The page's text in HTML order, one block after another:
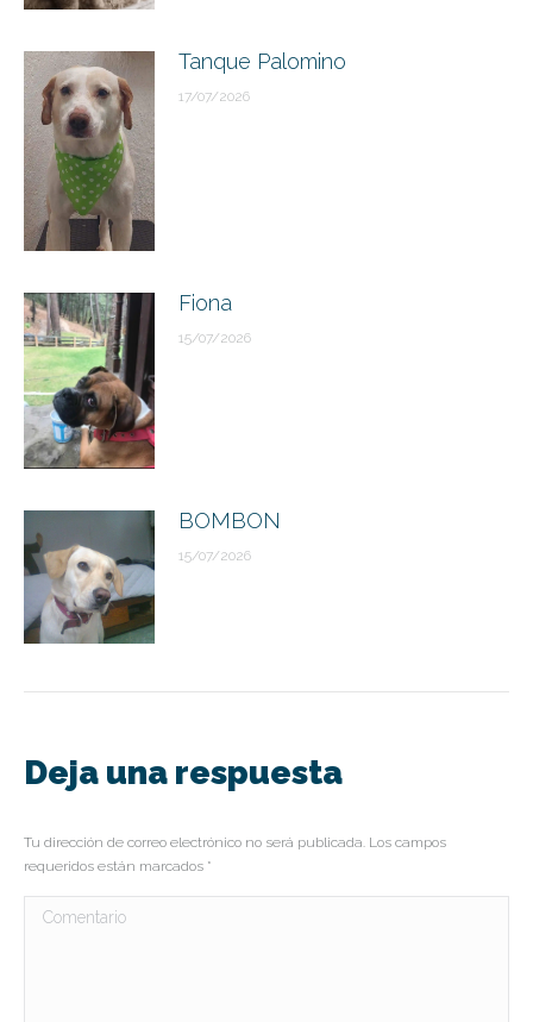
Tanque Palomino
17/07/2026
Fiona
15/07/2026
BOMBON
15/07/2026
Deja una respuesta
Tu dirección de correo electrónico no será publicada. Los campos
requeridos están marcados *
Comentario